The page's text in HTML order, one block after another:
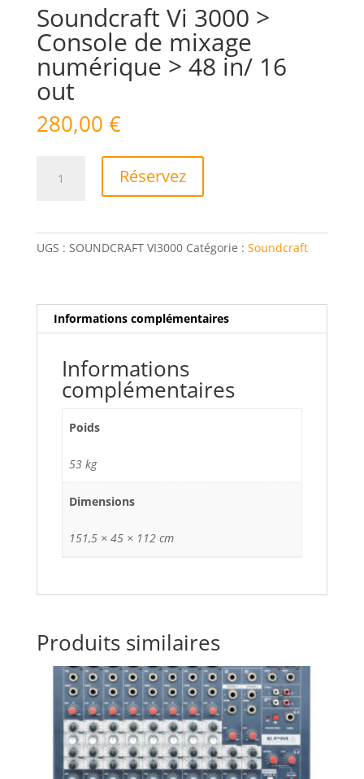
Soundcraft Vi 3000 >
Console de mixage
numérique > 48 in/ 16
out
280,00 €
mixage
numérique
Réservez
UGS : SOUNDCRAFT VI3000 Catégorie : Soundcraft
Informations complémentaires
Informations
complémentaires
Poids
53 kg
Dimensions
151,5 × 45 × 112 cm
Produits similaires